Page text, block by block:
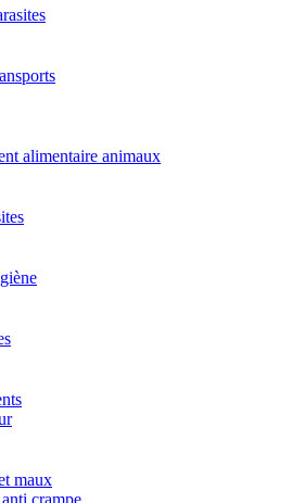
alimentaire animaux
maux
crampe